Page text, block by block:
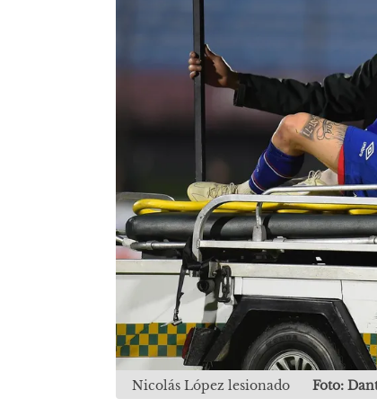
Nicolás López lesionado Foto: